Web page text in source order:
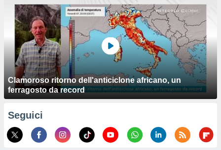
Clamoroso ritorno dell'anticiclone africano, un
ferragosto da record
Seguici